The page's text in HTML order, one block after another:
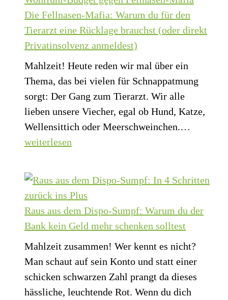
Technik
kleine
Sparfüchse
frisst
Die Fellnasen-Mafia: Warum du für den
Tierarzt eine Rücklage brauchst (oder direkt
Privatinsolvenz anmeldest)
Mahlzeit! Heute reden wir mal über ein
Thema, das bei vielen für Schnappatmung
sorgt: Der Gang zum Tierarzt. Wir alle
lieben unsere Viecher, egal ob Hund, Katze,
Wellensittich oder Meerschweinchen.…
du
den
eine
brauchst
weiterlesen
Raus aus dem Dispo-Sumpf: Warum du der
Bank kein Geld mehr schenken solltest
Mahlzeit zusammen! Wer kennt es nicht?
Man schaut auf sein Konto und statt einer
schicken schwarzen Zahl prangt da dieses
hässliche, leuchtende Rot. Wenn du dich